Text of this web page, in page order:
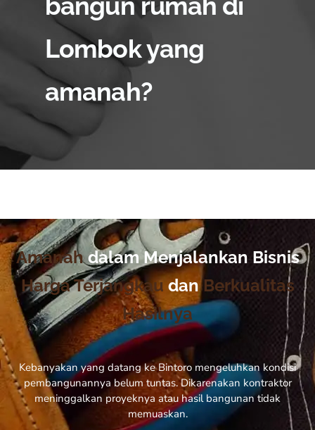
Lombok yang
amanah?
Amanah dalam Menjalankan Bisnis
Harga Terjangkau danBerkualitas
Hasilnya
Kebanyakan yang datang ke Bintoro mengeluhkan kondisi
pembangunannya belum tuntas. Dikarenakan kontraktor
meninggalkan proyeknya atau hasil bangunan tidak
memuaskan.